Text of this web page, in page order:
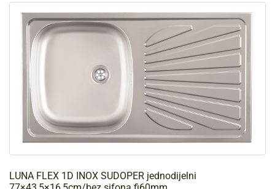
LUNA FLEX 1D INOX SUDOPER jednodijelni